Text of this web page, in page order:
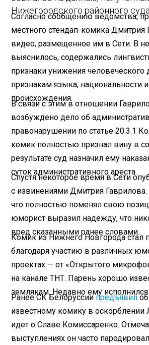
Нижегородского районного суда.
Согласно сообщению ведомства,
местного стендап-комика Дмитрия
видео, размещенное им в Сети. В
выяснилось, содержались
признаки унижения человеческого
признакам языка, национальности
происхождения.
В связи с этим в отношении
возбуждено дело об
правонарушении по статье 20.3.1
комик полностью признал вину в
результате суд назначил ему
суток административного ареста.
Спустя некоторое время в Сети
с извинениями Дмитрия Гаврилова.
что полностью поменял свою
юморист выразил надежду, что
вред сказанными ранее словами.
Комик из Нижнего Новгорода стал
благодаря участию в различных
проектах — от «Открытого
на канале ТНТ. Парень хорошо
землякам. Недавно ему исполнился
Ранее СК Белоруссиипредъявил
известному комику в оскорблении
идет о Славе Комиссаренко.
выступлениях он часто